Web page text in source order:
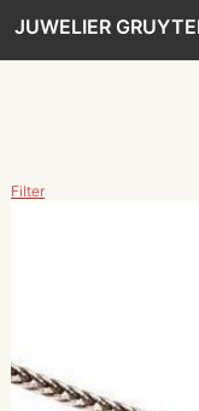
JUWELIER
HORLOGES
SMARTWATCHES
Filter